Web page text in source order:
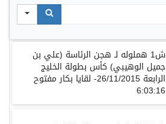
ش1 هملوله لـ هجن الرئاسة (علي بن
جميل الوهيبي) كأس بطولة الخليج
الرابعة 26/11/2015- لقايا بكار مفتوح
6:03:16